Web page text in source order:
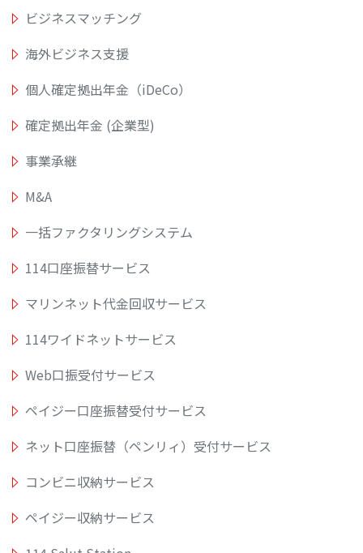
ビジネスマッチング
海外ビジネス支援
個人確定拠出年金（iDeCo）
確定拠出年金 (企業型)
事業承継
M&A
一括ファクタリングシステム
114口座振替サービス
マリンネット代金回収サービス
114ワイドネットサービス
Web口振受付サービス
ペイジー口座振替受付サービス
ネット口座振替（ペンリィ）受付サービス
コンビニ収納サービス
ペイジー収納サービス